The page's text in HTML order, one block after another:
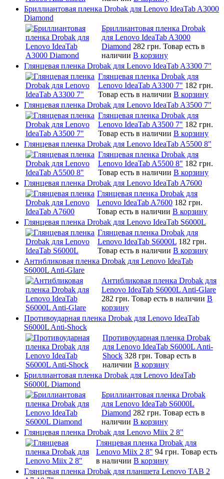
Бриллиантовая пленка Drobak для Lenovo IdeaTab A3000
Diamond
Бриллиантовая пленка Drobak
для Lenovo IdeaTab A3000
Diamond 282 грн. Товар есть в
наличии В корзину
Глянцевая пленка Drobak для Lenovo IdeaTab A3300 7"
Глянцевая пленка Drobak для
Lenovo IdeaTab A3300 7" 182 грн.
Товар есть в наличии В корзину
Глянцевая пленка Drobak для Lenovo IdeaTab A3500 7"
Глянцевая пленка Drobak для
Lenovo IdeaTab A3500 7" 182 грн.
Товар есть в наличии В корзину
Глянцевая пленка Drobak для Lenovo IdeaTab A5500 8"
Глянцевая пленка Drobak для
Lenovo IdeaTab A5500 8" 182 грн.
Товар есть в наличии В корзину
Глянцевая пленка Drobak для Lenovo IdeaTab A7600
Глянцевая пленка Drobak для
Lenovo IdeaTab A7600 182 грн.
Товар есть в наличии В корзину
Глянцевая пленка Drobak для Lenovo IdeaTab S6000L
Глянцевая пленка Drobak для
Lenovo IdeaTab S6000L 182 грн.
Товар есть в наличии В корзину
Антибликовая пленка Drobak для Lenovo IdeaTab
S6000L Anti-Glare
Антибликовая пленка Drobak для
Lenovo IdeaTab S6000L Anti-Glare
282 грн. Товар есть в наличии В
корзину
Противоударная пленка Drobak для Lenovo IdeaTab
S6000L Anti-Shock
Противоударная пленка Drobak
для Lenovo IdeaTab S6000L Anti-
Shock 328 грн. Товар есть в
наличии В корзину
Бриллиантовая пленка Drobak для Lenovo IdeaTab
S6000L Diamond
Бриллиантовая пленка Drobak
для Lenovo IdeaTab S6000L
Diamond 282 грн. Товар есть в
наличии В корзину
Глянцевая пленка Drobak для Lenovo Miix 2 8"
Глянцевая пленка Drobak для
Lenovo Miix 2 8" 94 грн. Товар есть
в наличии В корзину
Глянцевая пленка Drobak для планшета Lenovo TAB 2